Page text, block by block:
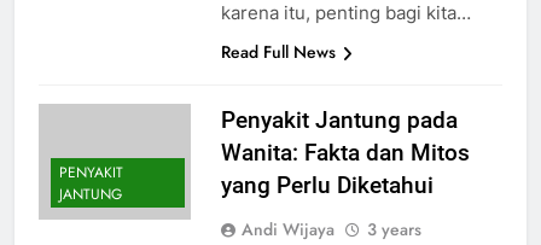
karena itu, penting bagi kita…
Read Full News
PENYAKIT
JANTUNG
Penyakit Jantung pada
Wanita: Fakta dan Mitos
yang Perlu Diketahui
Andi Wijaya
3 years